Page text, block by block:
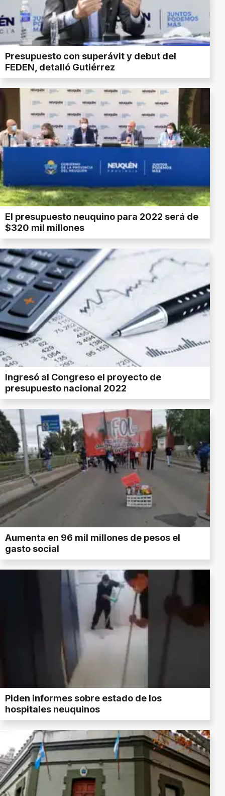
Presupuesto con superávit y debut del
FEDEN, detalló Gutiérrez
El presupuesto neuquino para 2022 será de
$320 mil millones
Ingresó al Congreso el proyecto de
presupuesto nacional 2022
Aumenta en 96 mil millones de pesos el
gasto social
Piden informes sobre estado de los
hospitales neuquinos